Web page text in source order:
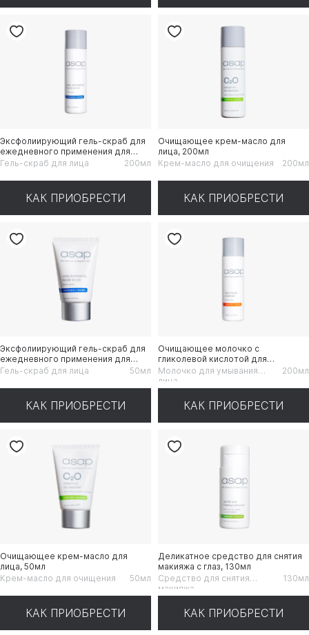
Эксфолиирующий гель-скраб для
ежедневного применения для
лица, 200мл
Гель-скраб для лица 200мл
КАК ПРИОБРЕСТИ
Очищающее крем-масло для
лица, 200мл
Крем-масло для очищения
200мл
КАК ПРИОБРЕСТИ
Эксфолиирующий гель-скраб для
ежедневного применения для
лица, 50мл
Гель-скраб для лица 50мл
КАК ПРИОБРЕСТИ
Очищающее молочко с
гликолевой кислотой для
ежедневного применения, 200мл
Молочко для умывания
лица
200мл
КАК ПРИОБРЕСТИ
Очищающее крем-масло для
лица, 50мл
Крем-масло для очищения
50мл
КАК ПРИОБРЕСТИ
Деликатное средство для снятия
макияжа с глаз, 130мл
Средство для снятия
макияжа
130мл
КАК ПРИОБРЕСТИ